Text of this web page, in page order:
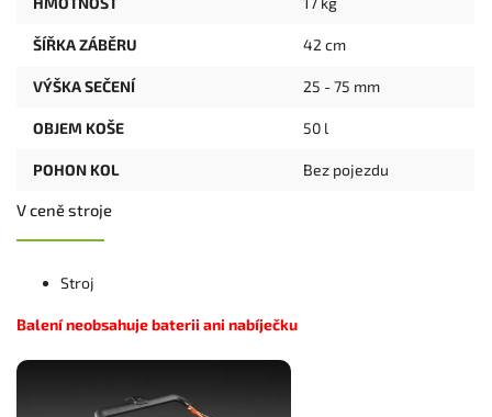
ŠÍŘKA ZÁBĚRU 42 cm
VÝŠKA SEČENÍ 25 - 75 mm
OBJEM KOŠE 50 l
POHON KOL Bez pojezdu
V ceně stroje
Stroj
Balení neobsahuje baterii ani nabíječku